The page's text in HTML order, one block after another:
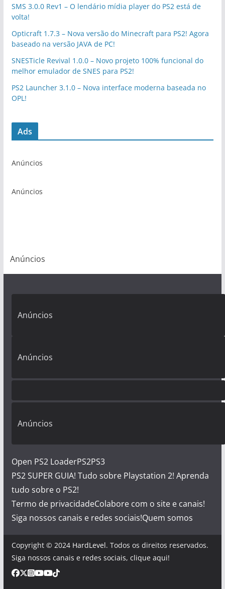
SMS 3.0.0 Rev1 – O lendário mídia player do PS2 está de
volta!
Opticraft 1.7.3 – Nova versão do Minecraft para PS2! Agora
baseado na versão JAVA de PC!
SNESTicle Revival 1.0.0 – Novo projeto 100% funcional do
melhor emulador de SNES para PS2!
PS2 Launcher 3.1.0 – Nova interface moderna baseada no
OPL!
Ads
Anúncios
Anúncios
Anúncios
Anúncios
Anúncios
Anúncios
Open PS2 LoaderPS2PS3
PS2 SUPER GUIA! Tudo sobre Playstation 2! Aprenda
tudo sobre o PS2!
Termo de privacidadeColabore com o site e canais!
Siga nossos canais e redes sociais!Quem somos
Copyright © 2024 HardLevel. Todos os direitos reservados.
Siga nossos canais e redes sociais, clique aqui!